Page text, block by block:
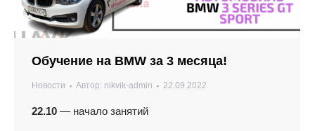
Обучение на BMW за 3 месяца!
Новости Автор: nikvik-admin 22.09.2022
22.10 — начало занятий